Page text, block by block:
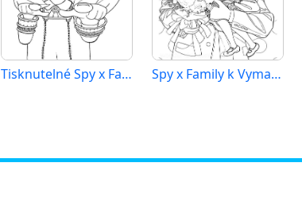
Tisknutelné Spy x Family Spy x Family k Vymalování